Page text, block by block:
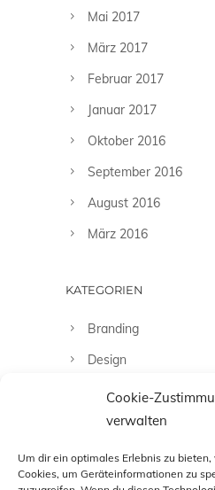
Cookie-
verwalten
Um dir ein optimales Erlebnis zu
Cookies, um Geräteinformationen zu
Mai 2017
März 2017
Februar 2017
Januar 2017
Oktober 2016
September 2016
August 2016
März 2016
KATEGORIEN
Branding
Design
Fashion
Fotografie
Uncategorized